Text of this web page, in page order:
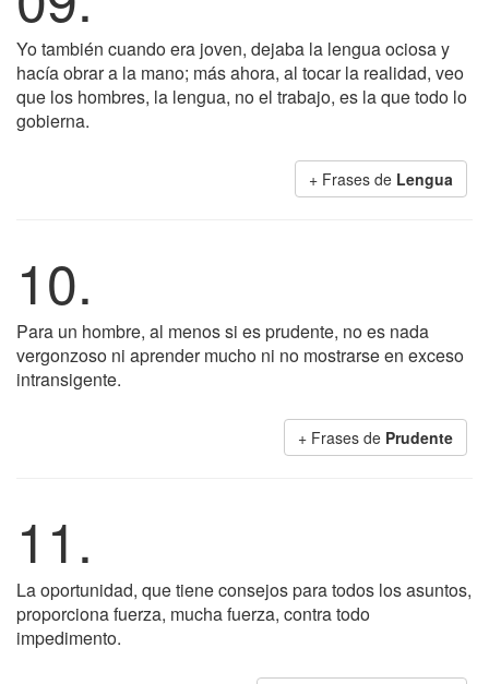
Yo también cuando era joven, dejaba la lengua ociosa y
hacía obrar a la mano; más ahora, al tocar la realidad, veo
que los hombres, la lengua, no el trabajo, es la que todo lo
gobierna.
+ Frases de Lengua
10.
Para un hombre, al menos si es prudente, no es nada
vergonzoso ni aprender mucho ni no mostrarse en exceso
intransigente.
+ Frases de Prudente
11.
La oportunidad, que tiene consejos para todos los asuntos,
proporciona fuerza, mucha fuerza, contra todo
impedimento.